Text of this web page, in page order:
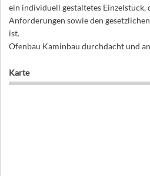
ein individuell gestaltetes Einzelstück,
Anforderungen sowie den
ist.
Ofenbau Kaminbau durchdacht und
Karte